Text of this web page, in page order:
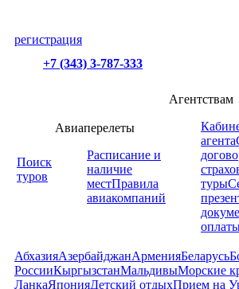
регистрация
+7 (343) 3-787-333
Поиск
туров
Авиаперелеты
Расписание и
наличие
местПравила
авиакомпаний
Агентствам
агента
туры
АбхазияАзербайджанАрменияБеларусь
РоссииКыргызстанМальдивыМорские
ЛанкаЯпонияДетский отдыхПрием на